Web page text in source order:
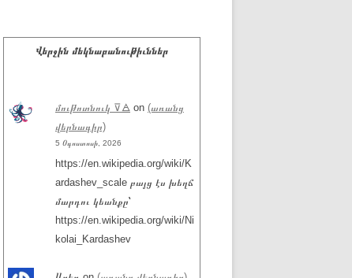
Վերջին մեկնաբանութիւններ
մութոտնուկ ⊽🜁 on (առանց
վերնագիր)
5 Օգոստոսի, 2026
https://en.wikipedia.org/wiki/K
ardashev_scale բայց էս խեղճ
մարդու կեանքը՝
https://en.wikipedia.org/wiki/Ni
kolai_Kardashev